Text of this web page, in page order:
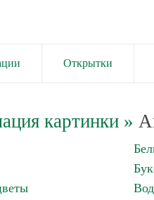
Открытки
картинки»